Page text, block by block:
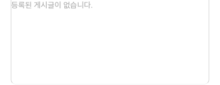
등록된 게시글이 없습니다.